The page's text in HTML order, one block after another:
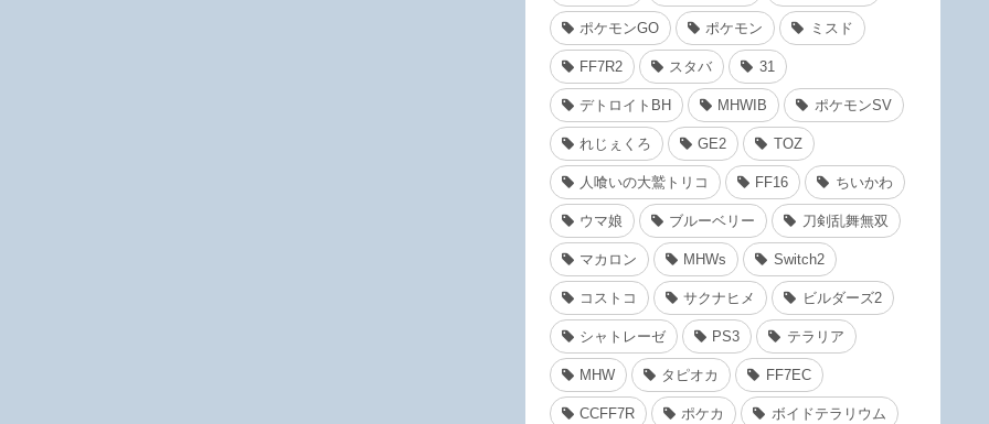
ポケモンGO ポケモン ミスド
FF7R2 スタバ 31
デトロイトBH MHWIB ポケモンSV
れじぇくろ GE2 TOZ
人喰いの大鷲トリコ FF16 ちいかわ
ウマ娘 ブルーベリー 刀剣乱舞無双
マカロン MHWs Switch2
コストコ サクナヒメ ビルダーズ2
シャトレーゼ PS3 テラリア
MHW タピオカ FF7EC
CCFF7R ポケカ ボイドテラリウム